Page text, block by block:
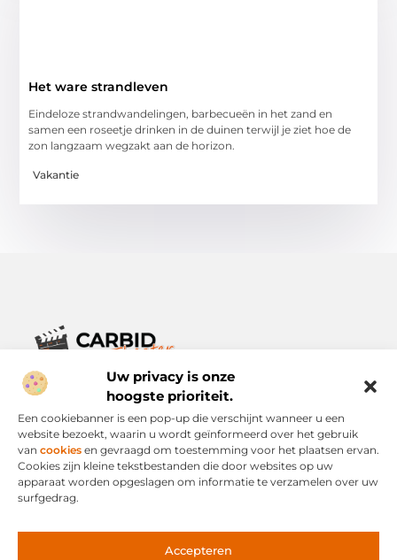
Uw privacy is onze
hoogste prioriteit.
Een cookiebanner is een pop-up die verschijnt wanneer u een
website bezoekt, waarin u wordt geïnformeerd over het gebruik
van cookies en gevraagd om toestemming voor het plaatsen ervan.
Cookies zijn kleine tekstbestanden die door websites op uw
apparaat worden opgeslagen om informatie te verzamelen over uw
surfgedrag.
Accepteren
Het ware strandleven
Eindeloze strandwandelingen, barbecueën in het zand en
samen een roseetje drinken in de duinen terwijl je ziet hoe de
zon langzaam wegzakt aan de horizon.
Vakantie
Verhalen die het alledaagse leven verrijken.
Ontdek een breed scala aan blogs en artikelen die je inspireren,
informeren en verrijken – voor elke dag, voor iedereen.
Bericht categorie